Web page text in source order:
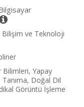
Bilişim ve Teknoloji
Bilimleri, Yapay
Doğal Dil
Görüntü İşleme